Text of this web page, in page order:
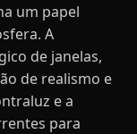
um papel
A
de janelas,
de realismo e
e a
para